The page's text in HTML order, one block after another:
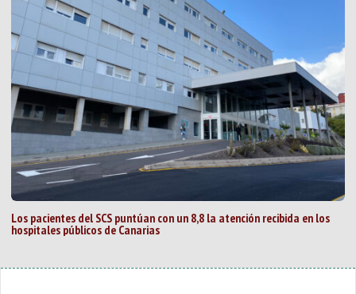
Los pacientes del SCS puntúan con un 8,8 la atención recibida en los
hospitales públicos de Canarias